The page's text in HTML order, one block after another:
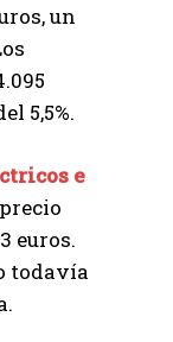
un
5,5%.
e
euros.
todavía